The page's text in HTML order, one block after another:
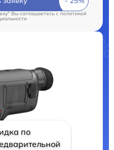
Вы соглашаетесь cполитикой
по